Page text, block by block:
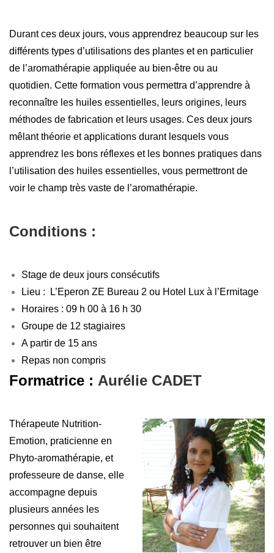
Durant ces deux jours, vous apprendrez beaucoup sur les
différents types d’utilisations des plantes et en particulier
de l’aromathérapie appliquée au bien-être ou au
quotidien. Cette formation vous permettra d’apprendre à
reconnaître les huiles essentielles, leurs origines, leurs
méthodes de fabrication et leurs usages. Ces deux jours
mêlant théorie et applications durant lesquels vous
apprendrez les bons réflexes et les bonnes pratiques dans
l’utilisation des huiles essentielles, vous permettront de
voir le champ très vaste de l’aromathérapie.
Conditions :
Stage de deux jours consécutifs
Lieu : L’Eperon ZE Bureau 2 ou Hotel Lux à l’Ermitage
Horaires : 09 h 00 à 16 h 30
Groupe de 12 stagiaires
A partir de 15 ans
Repas non compris
Formatrice : Aurélie CADET
Thérapeute Nutrition-
Emotion, praticienne en
Phyto-aromathérapie, et
professeure de danse, elle
accompagne depuis
plusieurs années les
personnes qui souhaitent
retrouver un bien être